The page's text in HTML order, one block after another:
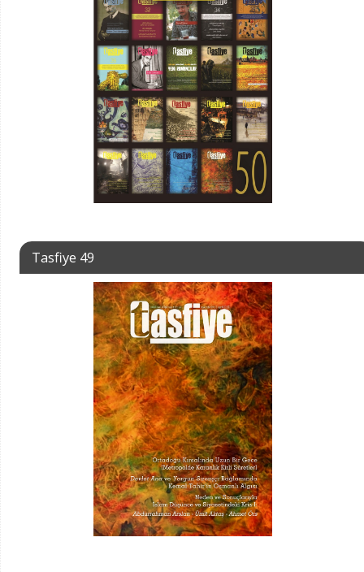
Tasfiye 49